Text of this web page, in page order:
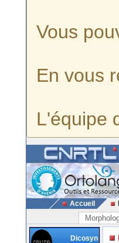
Vous
En vous
L'équipe
Accueil
Dicosyn